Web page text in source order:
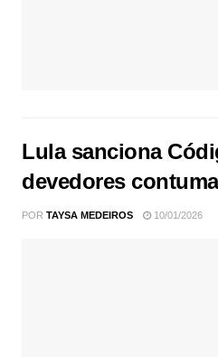
Lula sanciona
devedores
POR TAYSA MEDEIROS 10/01/2026